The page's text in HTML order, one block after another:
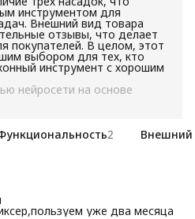
инструментом для
Внешний вид товара
отзывы, что делает
покупателей. В целом, этот
выбором для тех, кто
инструмент с хорошим
нейросети на основе
2
Внешний
уже два месяца